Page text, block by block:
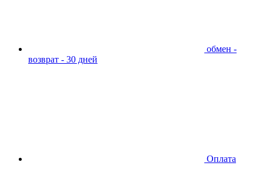
обмен -
возврат - 30 дней
Оплата